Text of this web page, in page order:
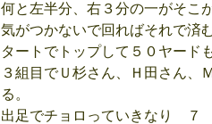
何と左半分、右３分の一がそこ
気がつかないで回ればそれで済
タートでトップして５０ヤード
３組目でＵ杉さん、Ｈ田さん、
る。
出足でチョロっていきなり